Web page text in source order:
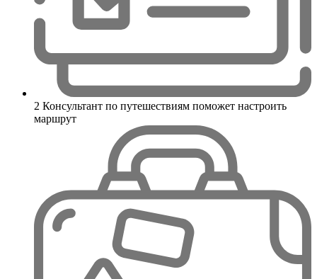
2 Консультант по путешествиям поможет настроить
маршрут